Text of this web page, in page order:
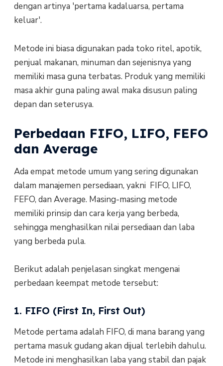
dengan artinya 'pertama kadaluarsa, pertama
keluar'.
Metode ini biasa digunakan pada toko ritel, apotik,
penjual makanan, minuman dan sejenisnya yang
memiliki masa guna terbatas. Produk yang memiliki
masa akhir guna paling awal maka disusun paling
depan dan seterusya.
Perbedaan FIFO, LIFO, FEFO
dan Average
Ada empat metode umum yang sering digunakan
dalam manajemen persediaan, yakni FIFO, LIFO,
FEFO, dan Average. Masing-masing metode
memiliki prinsip dan cara kerja yang berbeda,
sehingga menghasilkan nilai persediaan dan laba
yang berbeda pula.
Berikut adalah penjelasan singkat mengenai
perbedaan keempat metode tersebut:
1. FIFO (First In, First Out)
Metode pertama adalah FIFO, di mana barang yang
pertama masuk gudang akan dijual terlebih dahulu.
Metode ini menghasilkan laba yang stabil dan pajak